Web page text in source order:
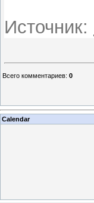
Источник:
Всего комментариев: 0
Calendar